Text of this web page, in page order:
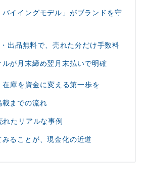
バイイングモデル」がブランドを守
出品無料で、売れた分だけ手数料
が月末締め翌月末払いで明確
庫を資金に変える第一歩を
までの流れ
たリアルな事例
みることが、現金化の近道